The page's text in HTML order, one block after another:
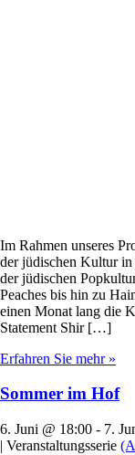
Im Rahmen unseres
der jüdischen Kultur
der jüdischen
Peaches bis hin zu
einen Monat lang die
Statement Shir […]
Erfahren Sie mehr »
Sommer im Hof
6. Juni @ 18:00 - 7.
| Veranstaltungsserie